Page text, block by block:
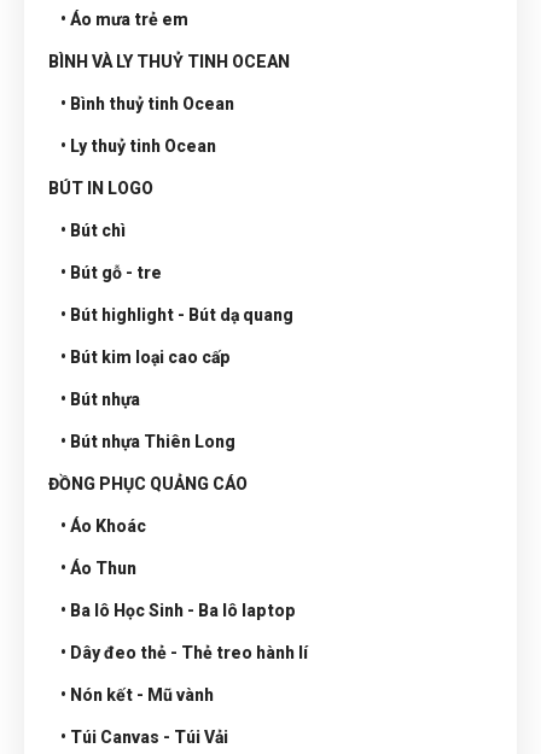
• Áo mưa trẻ em
BÌNH VÀ LY THUỶ TINH OCEAN
• Bình thuỷ tinh Ocean
• Ly thuỷ tinh Ocean
BÚT IN LOGO
• Bút chì
• Bút gỗ - tre
• Bút highlight - Bút dạ quang
• Bút kim loại cao cấp
• Bút nhựa
• Bút nhựa Thiên Long
ĐỒNG PHỤC QUẢNG CÁO
• Áo Khoác
• Áo Thun
• Ba lô Học Sinh - Ba lô laptop
• Dây đeo thẻ - Thẻ treo hành lí
• Nón kết - Mũ vành
• Túi Canvas - Túi Vải